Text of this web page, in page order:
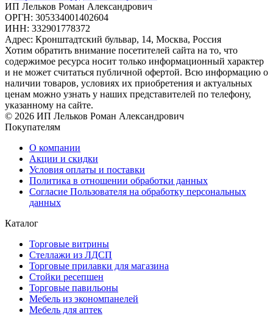
ИП Лельков Роман Александрович
ОРГН: 305334001402604
ИНН: 332901778372
Адрес: Кронштадтский бульвар, 14, Москва, Россия
Хотим обратить внимание посетителей сайта на то, что
содержимое ресурса носит только информационный характер
и не может считаться публичной офертой. Всю информацию о
наличии товаров, условиях их приобретения и актуальных
ценам можно узнать у наших представителей по телефону,
указанному на сайте.
© 2026 ИП Лельков Роман Александрович
Покупателям
О компании
Акции и скидки
Условия оплаты и поставки
Политика в отношении обработки данных
Согласие Пользователя на обработку персональных
данных
Каталог
Торговые витрины
Стеллажи из ЛДСП
Торговые прилавки для магазина
Стойки ресепшен
Торговые павильоны
Мебель из экономпанелей
Мебель для аптек